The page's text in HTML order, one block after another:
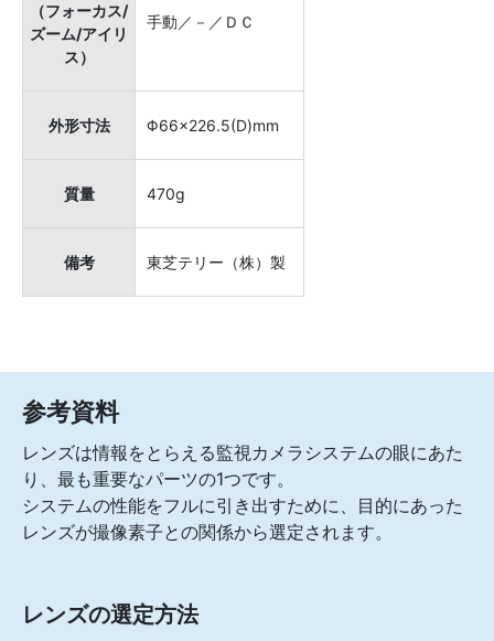
（フォーカス/
ズーム/アイリ
ス）
手動／－／ＤＣ
外形寸法 Φ66×226.5(D)mm
質量 470g
備考 東芝テリー（株）製
参考資料
レンズは情報をとらえる監視カメラシステムの眼にあた
り、最も重要なパーツの1つです。
システムの性能をフルに引き出すために、目的にあった
レンズが撮像素子との関係から選定されます。
レンズの選定方法